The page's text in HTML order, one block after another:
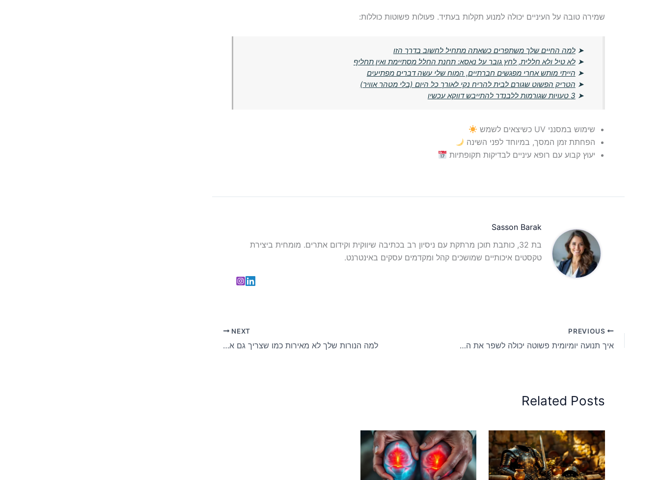
שמירה טובה על העיניים יכולה למנוע תקלות בעתיד. פעולות פשוטות כוללות:
➤למה החיים שלך משתפרים כשאתה מתחיל לחשוב בדרך הזו
➤לא טיל ולא חללית, לחץ גובר על נאסא: תחנת החלל מסתיימת ואין תחליף
➤ הייתי מותש אחרי מפגשים חברתיים, המוח שלי עשה דברים מפתיעים
➤ הטריק הפשוט שגורם לבית להריח נקי לאורך כל היום (בלי מטהר אוויר)
➤ 3 טעויות שגורמות ללבנדר להתייבש דווקא עכשיו
שימוש במסנני UV כשיצאים לשמש
הפחתת זמן המסך, במיוחד לפני השינה
יעוץ קבוע עם רופא עיניים לבדיקות תקופתיות
Sasson Barak
בת 32, כותבת תוכן מרתקת עם ניסיון רב בכתיבה שיווקית וקידום אתרים. מומחית ביצירת
טקסטים איכותיים שמושכים קהל ומקדמים עסקים באינטרנט.
איך תנועה יומיומית פשוטה יכולה לשפר את הבריאות שלך בלי הליכה או חדר כושר
NEXT
למה הנורות שלך לא מאירות כמו שצריך גם אחרי החלפה
Related Posts